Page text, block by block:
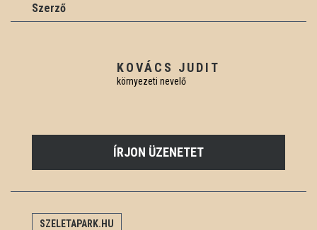
szerző
KOVÁCS JUDIT
környezeti nevelő
ÍRJON ÜZENETET
SZELETAPARK.HU